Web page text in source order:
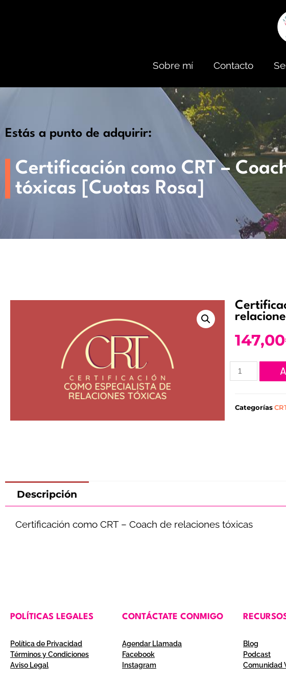
Sobre mí Contacto
Estás a punto de adquirir:
Certificación como CRT –
tóxicas [Cuotas Rosa]
147,00
Categorías
Descripción
Certificación como CRT – Coach de relaciones tóxicas
POLÍTICAS LEGALES
Política de Privacidad
Términos y Condiciones
Aviso Legal
CONTÁCTATE CONMIGO
Agendar Llamada
Facebook
Instagram
Blog
Podcast
Comunidad